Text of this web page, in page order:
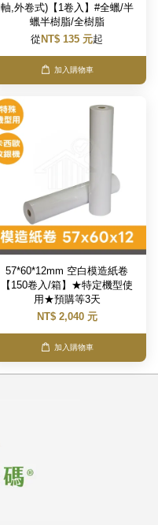
軸,外卷式)【1卷入】#全蠟/半
蠟半樹脂/全樹脂
從 NT$ 135 元起
加入購物車
57*60*12mm 空白模造紙卷
【150卷入/箱】★特定機型使
用★預購等3天
NT$ 2,040 元
加入購物車